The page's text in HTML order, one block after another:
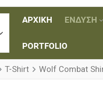
ΑΡΧΙΚΉ ΈΝΔΥΣΗ
PORTFOLIO
T-Shirt Wolf Combat